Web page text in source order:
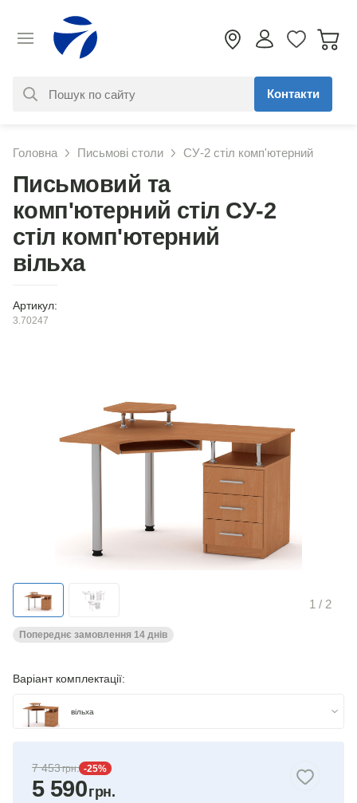
знайдено. Уточніть свій запит
Контакти
Головна Письмові столи СУ-2 стіл комп'ютерний
Письмовий та
комп'ютерний стіл СУ-2
стіл комп'ютерний
вільха
Артикул:
3.70247
1 / 2
Попереднє замовлення 14 днів
Варіант комплектації:
вільха
бук
7 453 -25%
5 590